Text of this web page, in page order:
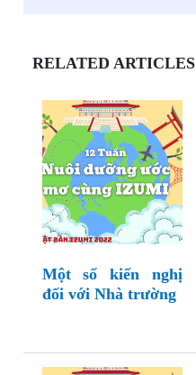
RELATED ARTICLES
Một số kiến nghị
đối với Nhà trường